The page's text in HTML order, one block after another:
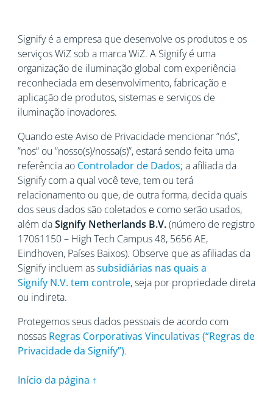
Signify é a empresa que desenvolve os produtos e os
serviços WiZ sob a marca WiZ. A Signify é uma
organização de iluminação global com experiência
reconheciada em desenvolvimento, fabricação e
aplicação de produtos, sistemas e serviços de
iluminação inovadores.
Quando este Aviso de Privacidade mencionar ”nós”,
”nos” ou ”nosso(s)/nossa(s)”, estará sendo feita uma
referência ao Controlador de Dados; a afiliada da
Signify com a qual você teve, tem ou terá
relacionamento ou que, de outra forma, decida quais
dos seus dados são coletados e como serão usados,
além daSignify Netherlands B.V.(número de registro
17061150 – High Tech Campus 48, 5656AE,
Eindhoven, Países Baixos). Observe que as afiliadas da
Signify incluem assubsidiárias nas quais a
Signify N.V. tem controle, seja por propriedade direta
ou indireta.
Protegemos seus dados pessoais de acordo com
nossas Regras Corporativas Vinculativas (“Regras de
Privacidade da Signify”).
Início da página ↑